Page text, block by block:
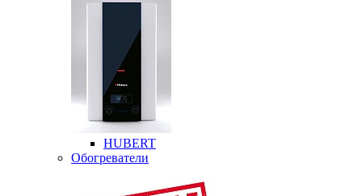
HUBERT
Обогреватели